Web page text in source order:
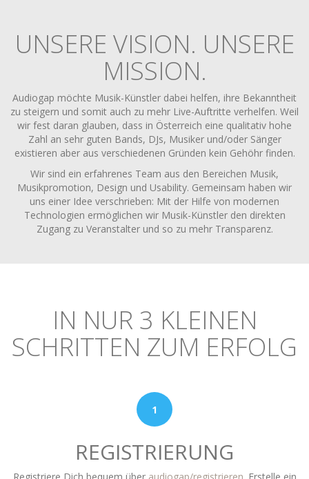
UNSERE VISION. UNSERE
MISSION.
Audiogap möchte Musik-Künstler dabei helfen, ihre Bekanntheit
zu steigern und somit auch zu mehr Live-Auftritte verhelfen. Weil
wir fest daran glauben, dass in Österreich eine qualitativ hohe
Zahl an sehr guten Bands, DJs, Musiker und/oder Sänger
existieren aber aus verschiedenen Gründen kein Gehöhr finden.
Wir sind ein erfahrenes Team aus den Bereichen Musik,
Musikpromotion, Design und Usability. Gemeinsam haben wir
uns einer Idee verschrieben: Mit der Hilfe von modernen
Technologien ermöglichen wir Musik-Künstler den direkten
Zugang zu Veranstalter und so zu mehr Transparenz.
IN NUR 3 KLEINEN
SCHRITTEN ZUM ERFOLG
1
REGISTRIERUNG